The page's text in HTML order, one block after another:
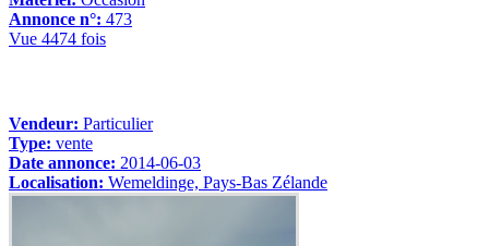
Annonce n°: 473
Vue 4474 fois
Vendeur: Particulier
Type: vente
Date annonce: 2014-06-03
Localisation: Wemeldinge, Pays-Bas Zélande